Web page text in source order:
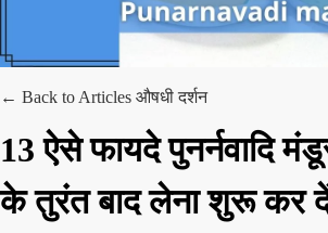
← Back to Articles औषधी दर्शन
13 ऐसे फायदे पुनर्नवादि
के तुरंत बाद लेना शुरू कर